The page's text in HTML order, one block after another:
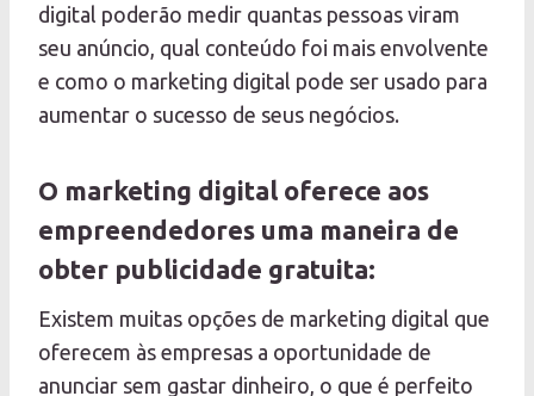
digital poderão medir quantas pessoas viram
seu anúncio, qual conteúdo foi mais envolvente
e como o marketing digital pode ser usado para
aumentar o sucesso de seus negócios.
O marketing digital oferece aos
empreendedores uma maneira de
obter publicidade gratuita:
Existem muitas opções de marketing digital que
oferecem às empresas a oportunidade de
anunciar sem gastar dinheiro, o que é perfeito